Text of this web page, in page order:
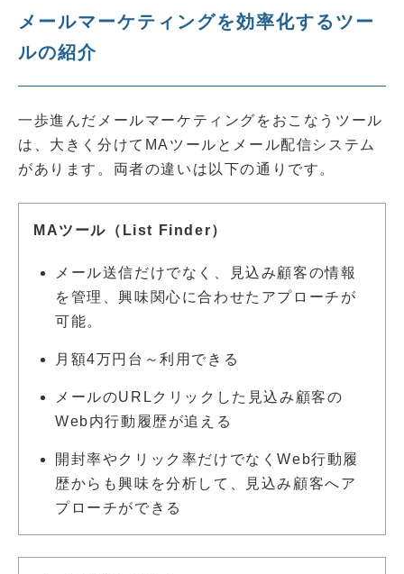
メールマーケティングを効率化するツー
ルの紹介
一歩進んだメールマーケティングをおこなうツール
は、大きく分けてMAツールとメール配信システム
があります。両者の違いは以下の通りです。
MAツール（List Finder）
メール送信だけでなく、見込み顧客の情報
を管理、興味関心に合わせたアプローチが
可能。
月額4万円台～利用できる
メールのURLクリックした見込み顧客の
Web内行動履歴が追える
開封率やクリック率だけでなくWeb行動履
歴からも興味を分析して、見込み顧客へア
プローチができる